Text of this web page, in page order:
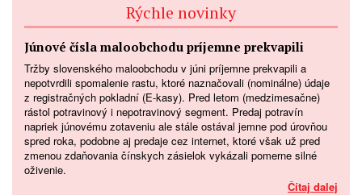
Rýchle novinky
Júnové čísla maloobchodu príjemne prekvapili
Tržby slovenského maloobchodu v júni príjemne prekvapili a
nepotvrdili spomalenie rastu, ktoré naznačovali (nominálne) údaje
z registračných pokladní (E-kasy). Pred letom (medzimesačne)
rástol potravinový i nepotravinový segment. Predaj potravín
napriek júnovému zotaveniu ale stále ostával jemne pod úrovňou
spred roka, podobne aj predaje cez internet, ktoré však už pred
zmenou zdaňovania čínskych zásielok vykázali pomerne silné
oživenie.
Čítaj dalej